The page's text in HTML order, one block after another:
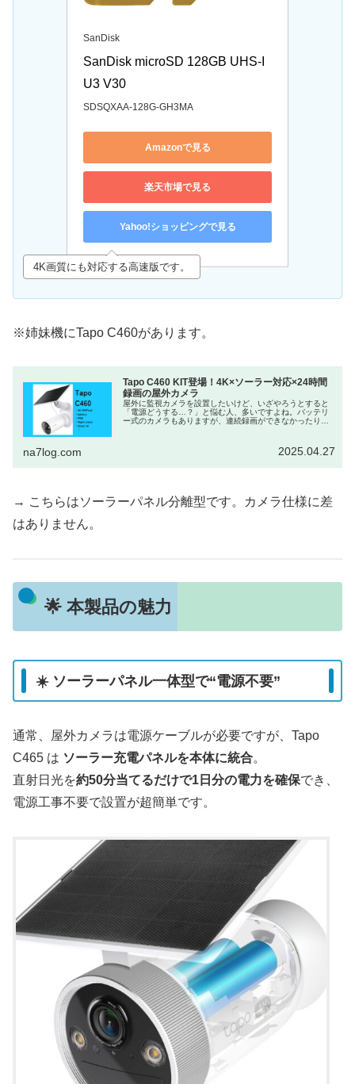
SanDisk
SanDisk microSD 128GB UHS-I
U3 V30
SDSQXAA-128G-GH3MA
Amazonで見る
楽天市場で見る
Yahoo!ショッピングで見る
4K画質にも対応する高速版です。
※姉妹機にTapo C460があります。
Tapo C460 KIT登場！4K×ソーラー対応×24時間
録画の屋外カメラ
屋外に監視カメラを設置したいけど、いざやろうとすると
「電源どうする…？」と悩む人、多いですよね。バッテリ
ー式のカメラもありますが、連続録画ができなかったり、
na7log.com 2025.04.27
→ こちらはソーラーパネル分離型です。カメラ仕様に差
はありません。
🌟 本製品の魅力
☀️ ソーラーパネル一体型で“電源不要”
通常、屋外カメラは電源ケーブルが必要ですが、Tapo
C465 は ソーラー充電パネルを本体に統合。
直射日光を約50分当てるだけで1日分の電力を確保でき、
電源工事不要で設置が超簡単です。